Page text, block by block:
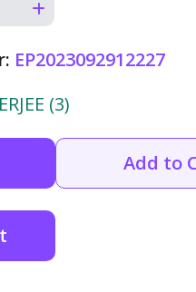
EP2023092912227
(3)
Add to